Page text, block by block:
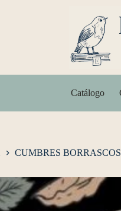
Catálogo
CUMBRES